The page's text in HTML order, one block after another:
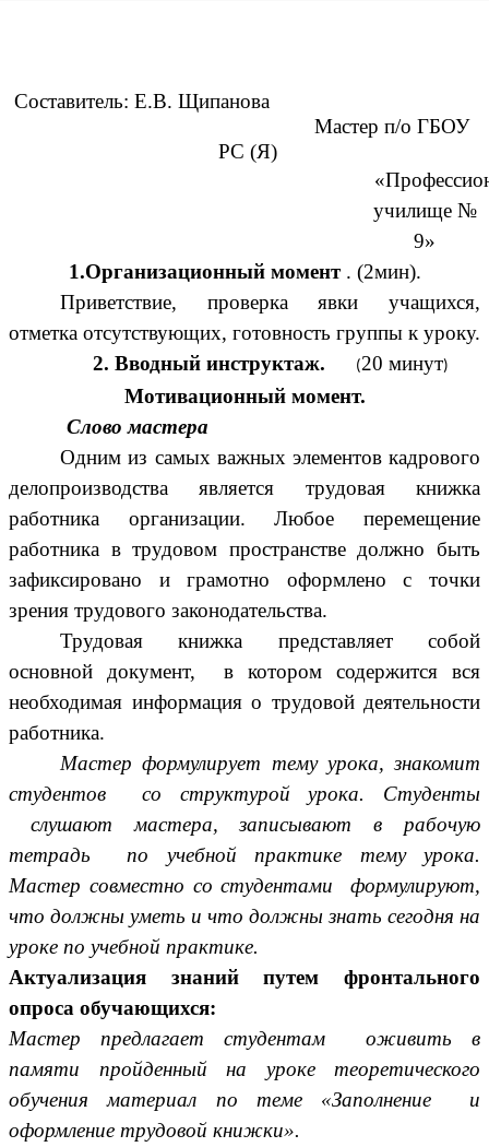
Составитель: Е.В. Щипанова
Мастер п/о ГБОУ
РС (Я)
училище №
9»
1.Организационный момент. (2мин).
Приветствие, проверка явки учащихся,
отметка отсутствующих, готовность группы к уроку.
2. Вводный инструктаж.
(20 минут)
Мотивационный момент.
Слово мастера
Одним из самых важных элементов кадрового
делопроизводства является трудовая книжка
работника организации. Любое перемещение
работника в трудовом пространстве должно быть
зафиксировано и грамотно оформлено с точки
зрения трудового законодательства.
Трудовая книжка представляет собой
основной документ, в котором содержится вся
необходимая информация о трудовой деятельности
работника.
Мастер формулирует тему урока, знакомит
студентов со структурой урока. Студенты
слушают мастера, записывают в рабочую
тетрадь по учебной практике тему урока.
Мастер совместно со студентами формулируют,
что должны уметь и что должны знать сегодня на
уроке по учебной практике.
Актуализация знаний путем фронтального
опроса обучающихся:
Мастер предлагает студентам оживить в
памяти пройденный на уроке теоретического
обучения материал по теме «Заполнение и
оформление трудовой книжки».